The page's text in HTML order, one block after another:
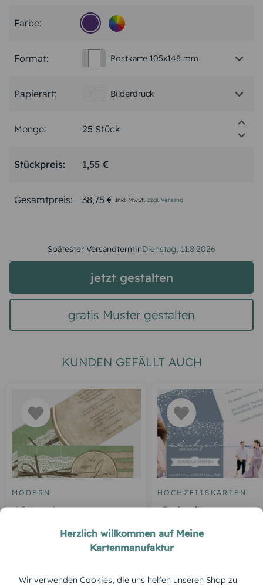
Farbe:
Format: Postkarte 105x148 mm
Papierart: Bilderdruck
Menge:
Stückpreis: 1,55 €
Gesamtpreis: 38,75 € Inkl. MwSt. zzgl. Versand
Spätester VersandterminDienstag, 11.8.2026
jetzt gestalten
gratis Muster gestalten
KUNDEN GEFÄLLT AUCH
MODERN
Vintage Lace
HOCHZEITSKARTEN
Funkenflug
ÜBERBLICK:
Herzlich willkommen auf Meine
Kartenmanufaktur
Wir verwenden Cookies, die uns helfen unseren Shop zu